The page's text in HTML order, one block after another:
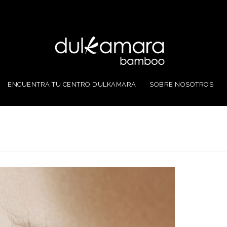
ENCUENTRA TU CENTRO DULKAMARA SOBRE NOSOTROS